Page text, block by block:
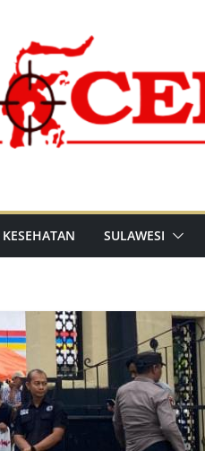
KESEHATAN SULAWESI